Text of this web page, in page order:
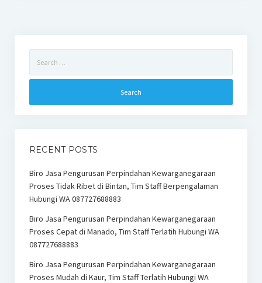
for:
RECENT POSTS
Biro Jasa Pengurusan Perpindahan Kewarganegaraan
Proses Tidak Ribet di Bintan, Tim Staff Berpengalaman
Hubungi WA 087727688883
Biro Jasa Pengurusan Perpindahan Kewarganegaraan
Proses Cepat di Manado, Tim Staff Terlatih Hubungi WA
087727688883
Biro Jasa Pengurusan Perpindahan Kewarganegaraan
Proses Mudah di Kaur, Tim Staff Terlatih Hubungi WA